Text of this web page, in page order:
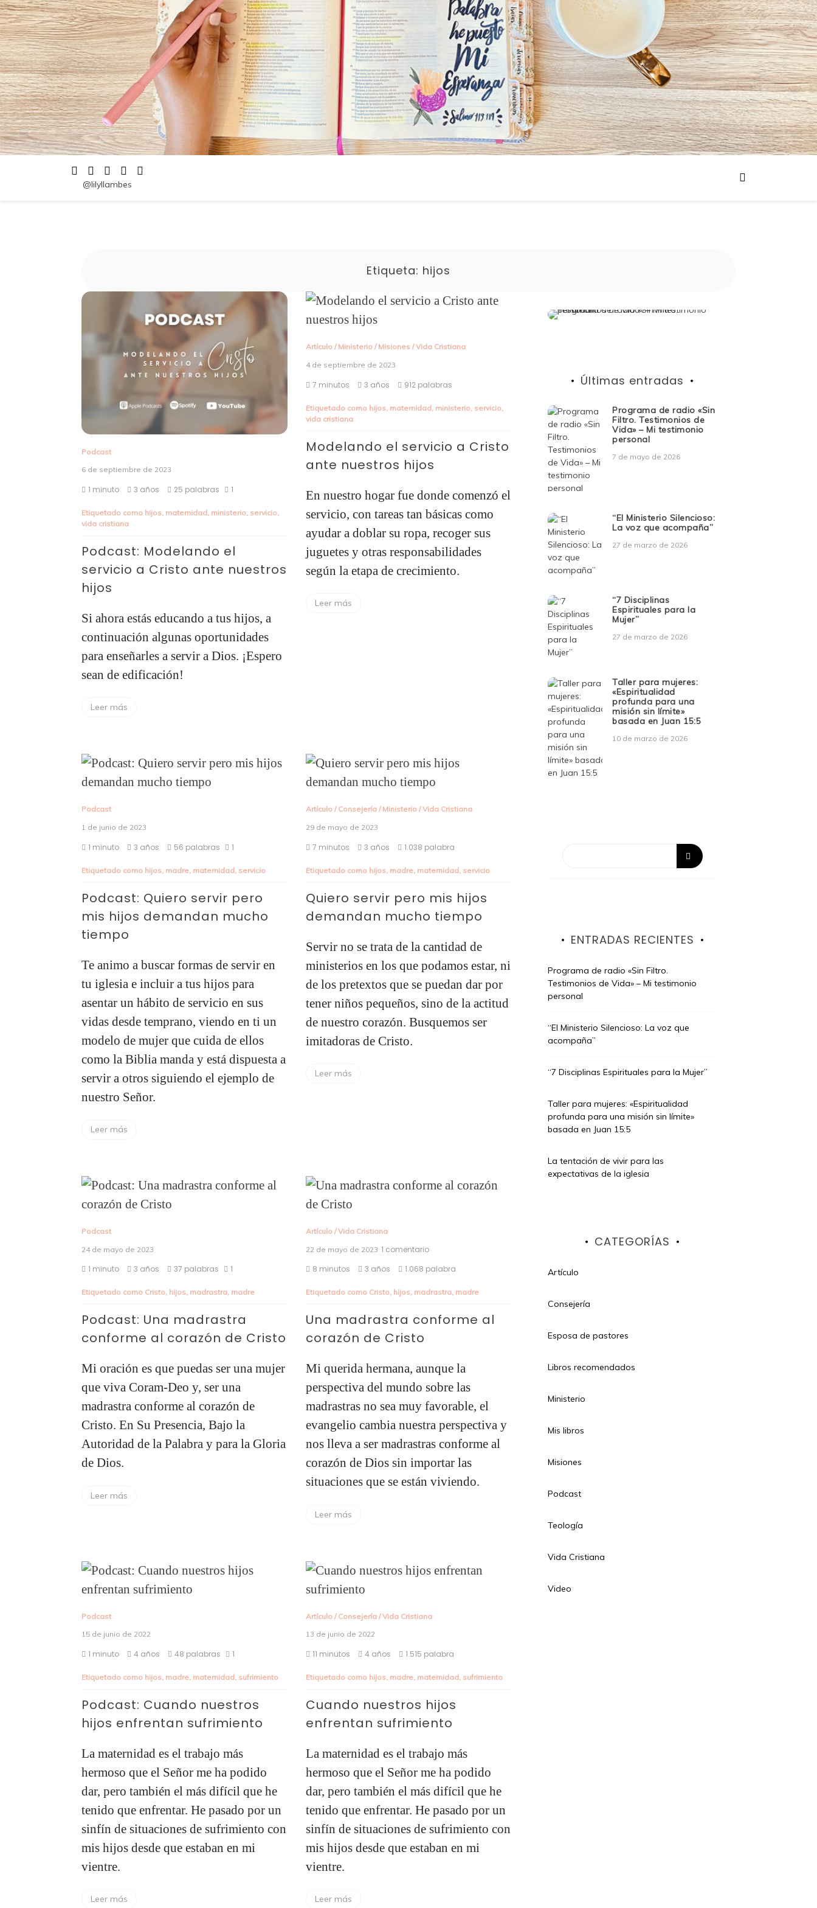
@lilyllambes
Etiqueta: hijos
Podcast
6 de septiembre de 2023
1 minuto 3 años 25 palabras 1
Etiquetado como hijos, maternidad, ministerio, servicio,
vida cristiana
Podcast: Modelando el
servicio a Cristo ante nuestros
hijos
Si ahora estás educando a tus hijos, a
continuación algunas oportunidades
para enseñarles a servir a Dios. ¡Espero
sean de edificación!
Leer más
Artículo/ Ministerio/ Misiones/Vida Cristiana
4 de septiembre de 2023
7 minutos 3 años 912 palabras
Etiquetado como hijos, maternidad, ministerio, servicio,
vida cristiana
Modelando el servicio a Cristo
ante nuestros hijos
En nuestro hogar fue donde comenzó el
servicio, con tareas tan básicas como
ayudar a doblar su ropa, recoger sus
juguetes y otras responsabilidades
según la etapa de crecimiento.
Leer más
Podcast
1 de junio de 2023
1 minuto 3 años 56 palabras 1
Etiquetado como hijos, madre, maternidad, servicio
Podcast: Quiero servir pero
mis hijos demandan mucho
tiempo
Te animo a buscar formas de servir en
tu iglesia e incluir a tus hijos para
asentar un hábito de servicio en sus
vidas desde temprano, viendo en ti un
modelo de mujer que cuida de ellos
como la Biblia manda y está dispuesta a
servir a otros siguiendo el ejemplo de
nuestro Señor.
Leer más
Artículo/ Consejería/ Ministerio/Vida Cristiana
29 de mayo de 2023
7 minutos 3 años 1.038 palabra
Etiquetado como hijos, madre, maternidad, servicio
Quiero servir pero mis hijos
demandan mucho tiempo
Servir no se trata de la cantidad de
ministerios en los que podamos estar, ni
de los pretextos que se puedan dar por
tener niños pequeños, sino de la actitud
de nuestro corazón. Busquemos ser
imitadoras de Cristo.
Leer más
Podcast
24 de mayo de 2023
1 minuto 3 años 37 palabras 1
Etiquetado como Cristo, hijos, madrastra, madre
Podcast: Una madrastra
conforme al corazón de Cristo
Mi oración es que puedas ser una mujer
que viva Coram-Deo y, ser una
madrastra conforme al corazón de
Cristo. En Su Presencia, Bajo la
Autoridad de la Palabra y para la Gloria
de Dios.
Leer más
Artículo/Vida Cristiana
22 de mayo de 2023 1 comentarioen
madrastra
al
de
Cristo
8 minutos 3 años 1.068 palabra
Etiquetado como Cristo, hijos, madrastra, madre
Una madrastra conforme al
corazón de Cristo
Mi querida hermana, aunque la
perspectiva del mundo sobre las
madrastras no sea muy favorable, el
evangelio cambia nuestra perspectiva y
nos lleva a ser madrastras conforme al
corazón de Dios sin importar las
situaciones que se están viviendo.
Leer más
Podcast
15 de junio de 2022
1 minuto 4 años 48 palabras 1
Etiquetado como hijos, madre, maternidad, sufrimiento
Podcast: Cuando nuestros
hijos enfrentan sufrimiento
La maternidad es el trabajo más
hermoso que el Señor me ha podido
dar, pero también el más difícil que he
tenido que enfrentar. He pasado por un
sinfín de situaciones de sufrimiento con
mis hijos desde que estaban en mi
vientre.
Leer más
Artículo/ Consejería/Vida Cristiana
13 de junio de 2022
11 minutos 4 años 1.515 palabra
Etiquetado como hijos, madre, maternidad, sufrimiento
Cuando nuestros hijos
enfrentan sufrimiento
La maternidad es el trabajo más
hermoso que el Señor me ha podido
dar, pero también el más difícil que he
tenido que enfrentar. He pasado por un
sinfín de situaciones de sufrimiento con
mis hijos desde que estaban en mi
vientre.
Leer más
Últimas entradas
Programa de radio «Sin
Filtro. Testimonios de
Vida» – Mi testimonio
personal
7 de mayo de 2026
“El Ministerio Silencioso:
La voz que acompaña”
27 de marzo de 2026
“7 Disciplinas
Espirituales para la
Mujer”
27 de marzo de 2026
Taller para mujeres:
«Espiritualidad
profunda para una
misión sin límite»
basada en Juan 15:5
10 de marzo de 2026
ENTRADAS RECIENTES
Programa de radio «Sin Filtro.
Testimonios de Vida» – Mi testimonio
personal
“El Ministerio Silencioso: La voz que
acompaña”
“7 Disciplinas Espirituales para la Mujer”
Taller para mujeres: «Espiritualidad
profunda para una misión sin límite»
basada en Juan 15:5
La tentación de vivir para las
expectativas de la iglesia
CATEGORÍAS
Artículo
Consejería
Esposa de pastores
Libros recomendados
Ministerio
Mis libros
Misiones
Podcast
Teología
Vida Cristiana
Video